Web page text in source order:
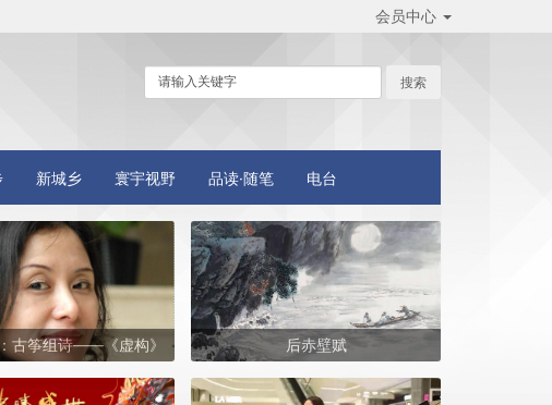
会员中心
新城乡 寰宇视野 品读·随笔 电台
古筝组诗——《虚构》 后赤壁赋